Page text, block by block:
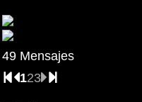
49 Mensajes
123